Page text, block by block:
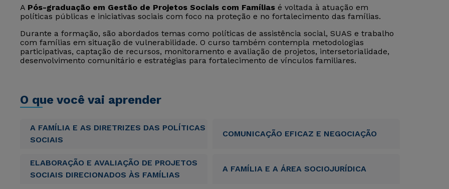
A Pós-graduação em Gestão de Projetos Sociais com Famílias é voltada à atuação em
políticas públicas e iniciativas sociais com foco na proteção e no fortalecimento das famílias.
Durante a formação, são abordados temas como políticas de assistência social, SUAS e trabalho
com famílias em situação de vulnerabilidade. O curso também contempla metodologias
participativas, captação de recursos, monitoramento e avaliação de projetos, intersetorialidade,
desenvolvimento comunitário e estratégias para fortalecimento de vínculos familiares.
O que você vai aprender
A FAMÍLIA E AS DIRETRIZES DAS POLÍTICAS
SOCIAIS
COMUNICAÇÃO EFICAZ E NEGOCIAÇÃO
ELABORAÇÃO E AVALIAÇÃO DE PROJETOS
SOCIAIS DIRECIONADOS ÀS FAMÍLIAS
A FAMÍLIA E A ÁREA SOCIOJURÍDICA